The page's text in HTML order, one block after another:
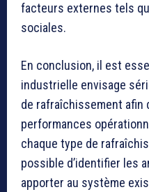
facteurs externes tels
sociales.
En conclusion, il est
industrielle envisage
de rafraîchissement afin
performances
chaque type de
possible d’identifier les
apporter au système